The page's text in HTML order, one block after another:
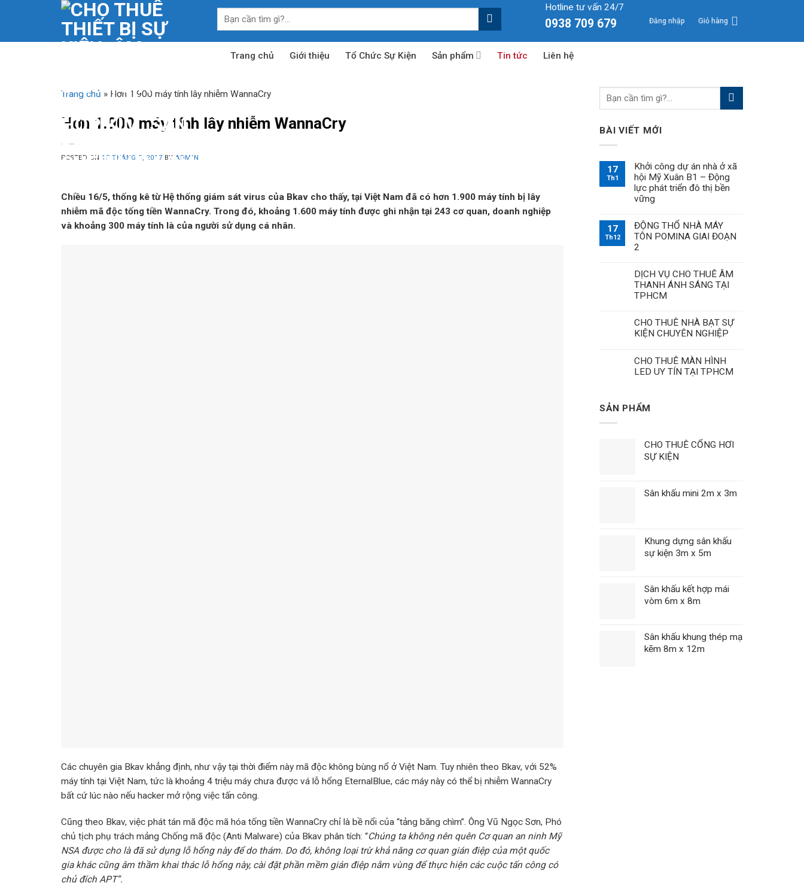
Tìm
kiếm:
Hotline tư vấn 24/7
0938 709 679 Đăng nhập Giỏ hàng
Trang chủ Giới thiệu Tổ Chức Sự Kiện Sản phẩm Tin tức Liên hệ
Trang chủ » Hơn 1.900 máy tính lây nhiễm WannaCry
Hơn 1.900 máy tính lây nhiễm WannaCry
POSTED ON 18 THÁNG 5, 2017 BYADMIN
Chiều 16/5, thống kê từ Hệ thống giám sát virus của Bkav cho thấy, tại Việt Nam đã có hơn 1.900 máy tính bị lây
nhiễm mã độc tống tiền WannaCry. Trong đó, khoảng 1.600 máy tính được ghi nhận tại 243 cơ quan, doanh nghiệp
và khoảng 300 máy tính là của người sử dụng cá nhân.
Các chuyên gia Bkav khẳng định, như vậy tại thời điểm này mã độc không bùng nổ ở Việt Nam. Tuy nhiên theo Bkav, với 52%
máy tính tại Việt Nam, tức là khoảng 4 triệu máy chưa được vá lỗ hổng EternalBlue, các máy này có thể bị nhiễm WannaCry
bất cứ lúc nào nếu hacker mở rộng việc tấn công.
Cũng theo Bkav, việc phát tán mã độc mã hóa tống tiền WannaCry chỉ là bề nổi của “tảng băng chìm”. Ông Vũ Ngọc Sơn, Phó
chủ tịch phụ trách mảng Chống mã độc (Anti Malware) của Bkav phân tích: “Chúng ta không nên quên Cơ quan an ninh Mỹ
NSA được cho là đã sử dụng lỗ hổng này để do thám. Do đó, không loại trừ khả năng cơ quan gián điệp của một quốc
gia khác cũng âm thầm khai thác lỗ hổng này, cài đặt phần mềm gián điệp nằm vùng để thực hiện các cuộc tấn công có
chủ đích APT”.
BÀI VIẾT MỚI
17
Th1
Khởi công dự án nhà ở xã
hội Mỹ Xuân B1 – Động
lực phát triển đô thị bền
vững
17
Th12
ĐỘNG THỔ NHÀ MÁY
TÔN POMINA GIAI ĐOẠN
2
DỊCH VỤ CHO THUÊ ÂM
THANH ÁNH SÁNG TẠI
TPHCM
CHO THUÊ NHÀ BẠT SỰ
KIỆN CHUYÊN NGHIỆP
CHO THUÊ MÀN HÌNH
LED UY TÍN TẠI TPHCM
SẢN PHẨM
CHO THUÊ CỔNG HƠI
SỰ KIỆN
Sân khấu mini 2m x 3m
Khung dựng sân khấu
sự kiện 3m x 5m
Sân khấu kết hợp mái
vòm 6m x 8m
Sân khấu khung thép mạ
kẽm 8m x 12m